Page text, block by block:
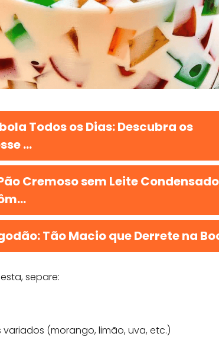
Todos os Dias: Descubra os
...
Cremoso sem Leite
Tão Macio que Derrete na
separe:
(morango, limão, uva, etc.)